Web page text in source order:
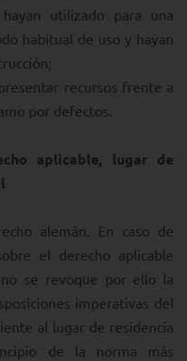
utilizado para una
habitual de uso y hayan
recursos frente a
por defectos.
aplicable, lugar de
alemán. En caso de
el derecho aplicable
se revoque por ello la
imperativas del
al lugar de residencia
de la norma más